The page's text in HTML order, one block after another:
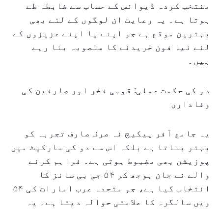
منتخب کردہ ڈیوائس کے حساب سے ضابطہ طے
ہوتا ہے۔ یہ رعایت ان لوگوں کے لئے بھی
بہترین موقع ہے جو اپنے یا اپنے عزیزوں کے
لئے نیا فون خریدنے کا منصوبہ بنا رہے
ہیں۔
دو کی حکمت عملی: قومی فخر اور صارفین کی
وفاداری
یہ جامع آفر پیکیج نہ صرف صارف تجربہ کو
بہتر بناتا ہے بلکہ اس سے دو کی مارکیٹ میں
پوزیشن بھی مضبوط ہوتی ہے۔ فراہم کرنے
والے نے جان بوجھ کر ۵۴ جی بی سائز کا
انتخاب کیا ہے، جو متحدہ عرب امارات کی ۵۴
ویں سالگرہ کا علامتی حوالہ دیتا ہے۔ یہ